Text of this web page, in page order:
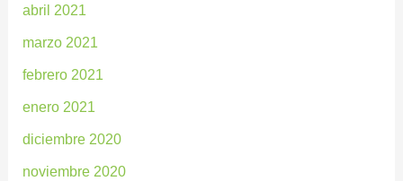
abril 2021
marzo 2021
febrero 2021
enero 2021
diciembre 2020
noviembre 2020